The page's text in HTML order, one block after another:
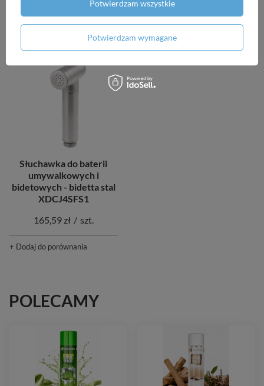
+ Dodaj do porównania
+ Dodaj do porównania
Słuchawka do baterii
umywalkowych i
bidetowych - bidetta stal
XDCJ4SFS1
165,59 zł / szt.
+ Dodaj do porównania
POLECAMY
Potwierdzam wymagane
Potwierdzam wszystkie